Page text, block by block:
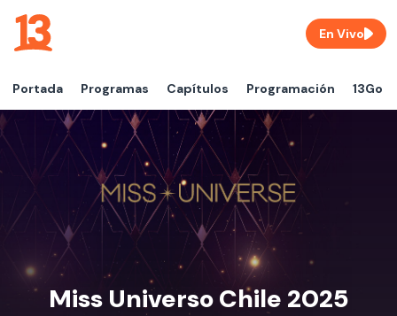
Portada Programas Capítulos Programación 13Go
En Vivo
Miss Universo Chile 2025